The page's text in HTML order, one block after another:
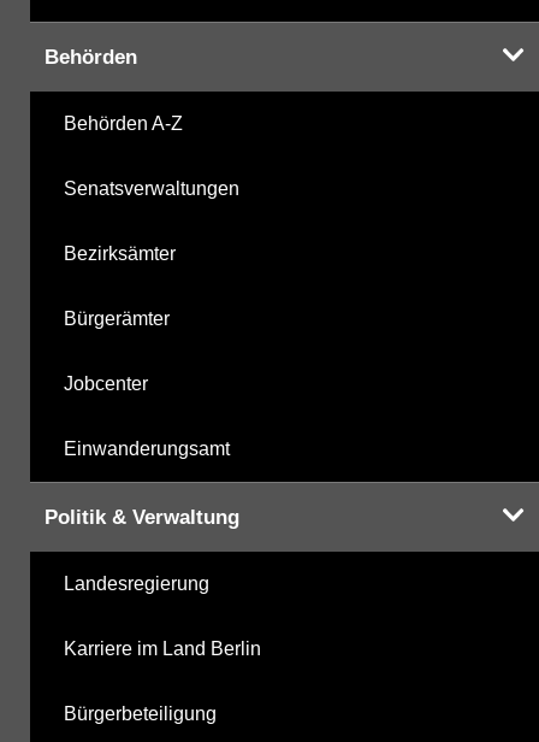
Behörden
Behörden A-Z
Senatsverwaltungen
Bezirksämter
Bürgerämter
Jobcenter
Einwanderungsamt
Politik & Verwaltung
Landesregierung
Karriere im Land Berlin
Bürgerbeteiligung